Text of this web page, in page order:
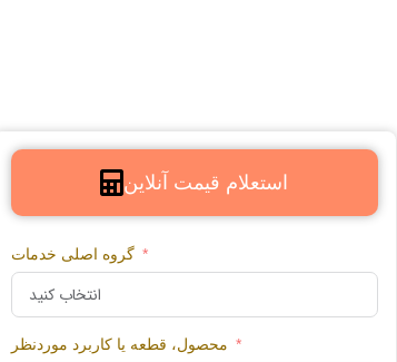
استعلام قیمت آنلاین
گروه اصلی خدمات
محصول، قطعه یا کاربرد موردنظر